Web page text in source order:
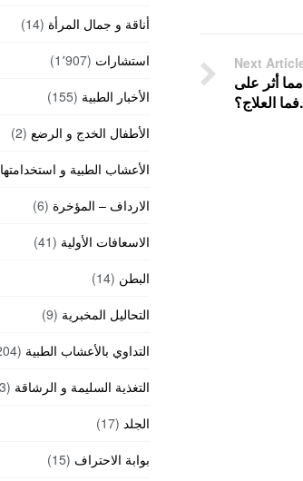
Next
أثر على
العلاج؟
أناقة و جمال المرأة (14)
استشارات (1٬907)
الأخبار الطبية (155)
الأطفال الخدج و الرضع (2)
الأعشاب الطبية و استخدامتها
الارداف – المؤخرة (6)
الاسعافات الأولية (41)
البطن (14)
التحاليل المخبرية (9)
التداوي بالأعشاب الطبية (204)
التغذية السليمة و الرشاقة (63)
الجلد (17)
بوابة الاحتراف (15)